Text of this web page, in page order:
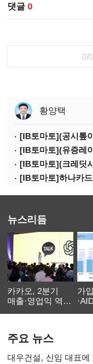
댓글 0
0/0
황양택
뉴스리듬
카카오, 2분기
매출·영업익 역대
가
주요 뉴스
대우건설, 신임 대표